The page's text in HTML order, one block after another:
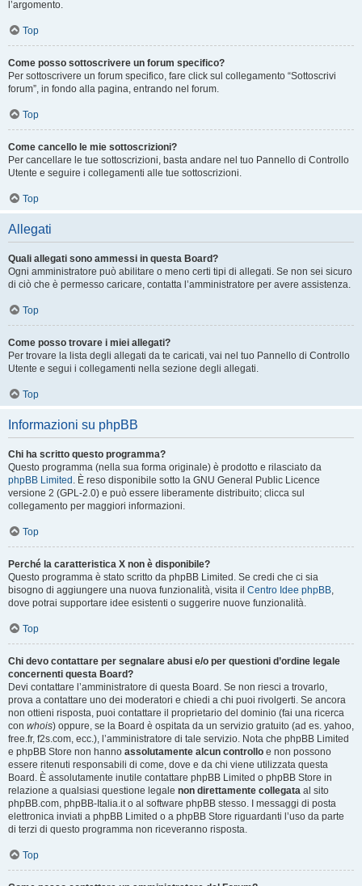
l’argomento.
Top
Come posso sottoscrivere un forum specifico?
Per sottoscrivere un forum specifico, fare click sul collegamento “Sottoscrivi
forum”, in fondo alla pagina, entrando nel forum.
Top
Come cancello le mie sottoscrizioni?
Per cancellare le tue sottoscrizioni, basta andare nel tuo Pannello di Controllo
Utente e seguire i collegamenti alle tue sottoscrizioni.
Top
Allegati
Quali allegati sono ammessi in questa Board?
Ogni amministratore può abilitare o meno certi tipi di allegati. Se non sei sicuro
di ciò che è permesso caricare, contatta l’amministratore per avere assistenza.
Top
Come posso trovare i miei allegati?
Per trovare la lista degli allegati da te caricati, vai nel tuo Pannello di Controllo
Utente e segui i collegamenti nella sezione degli allegati.
Top
Informazioni su phpBB
Chi ha scritto questo programma?
Questo programma (nella sua forma originale) è prodotto e rilasciato da
phpBB Limited . È reso disponibile sotto la GNU General Public Licence
versione 2 (GPL-2.0) e può essere liberamente distribuito; clicca sul
collegamento per maggiori informazioni.
Top
Perché la caratteristica X non è disponibile?
Questo programma è stato scritto da phpBB Limited. Se credi che ci sia
bisogno di aggiungere una nuova funzionalità, visita il Centro Idee phpBB,
dove potrai supportare idee esistenti o suggerire nuove funzionalità.
Top
Chi devo contattare per segnalare abusi e/o per questioni d’ordine legale
concernenti questa Board?
Devi contattare l’amministratore di questa Board. Se non riesci a trovarlo,
prova a contattare uno dei moderatori e chiedi a chi puoi rivolgerti. Se ancora
non ottieni risposta, puoi contattare il proprietario del dominio (fai una ricerca
con whois) oppure, se la Board è ospitata da un servizio gratuito (ad es. yahoo,
free.fr, f2s.com, ecc.), l’amministratore di tale servizio. Nota che phpBB Limited
e phpBB Store non hanno assolutamente alcun controllo e non possono
essere ritenuti responsabili di come, dove e da chi viene utilizzata questa
Board. È assolutamente inutile contattare phpBB Limited o phpBB Store in
relazione a qualsiasi questione legale non direttamente collegata al sito
phpBB.com, phpBB-Italia.it o al software phpBB stesso. I messaggi di posta
elettronica inviati a phpBB Limited o a phpBB Store riguardanti l’uso da parte
di terzi di questo programma non riceveranno risposta.
Top